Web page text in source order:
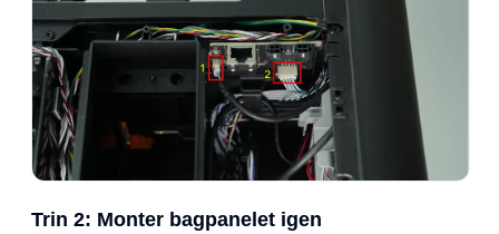
Trin 2: Monter bagpanelet igen